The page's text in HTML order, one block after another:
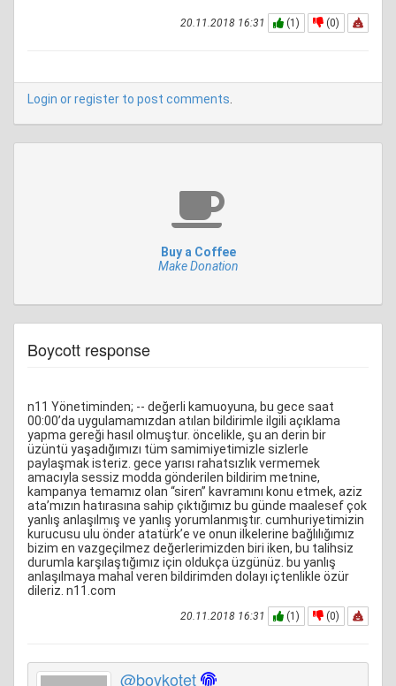
20.11.2018 16:31 (1) (0)
Login or register to post comments
Buy a Coffee
Make Donation
Boycott response
n11 Yönetiminden; -- değerli kamuoyuna, bu gece saat
00:00’da uygulamamızdan atılan bildirimle ilgili açıklama
yapma gereği hasıl olmuştur. öncelikle, şu an derin bir
üzüntü yaşadığımızı tüm samimiyetimizle sizlerle
paylaşmak isteriz. gece yarısı rahatsızlık vermemek
amacıyla sessiz modda gönderilen bildirim metnine,
kampanya temamız olan “siren” kavramını konu etmek, aziz
ata’mızın hatırasına sahip çıktığımız bu günde maalesef çok
yanlış anlaşılmış ve yanlış yorumlanmıştır. cumhuriyetimizin
kurucusu ulu önder atatürk’e ve onun ilkelerine bağlılığımız
bizim en vazgeçilmez değerlerimizden biri iken, bu talihsiz
durumla karşılaştığımız için oldukça üzgünüz. bu yanlış
anlaşılmaya mahal veren bildirimden dolayı içtenlikle özür
dileriz. n11.com
20.11.2018 16:31 (1) (0)
@boykotet